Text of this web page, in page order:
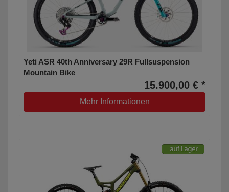
Yeti ASR 40th Anniversary 29R Fullsuspension
Mountain Bike
15.900,00 € *
Mehr Informationen